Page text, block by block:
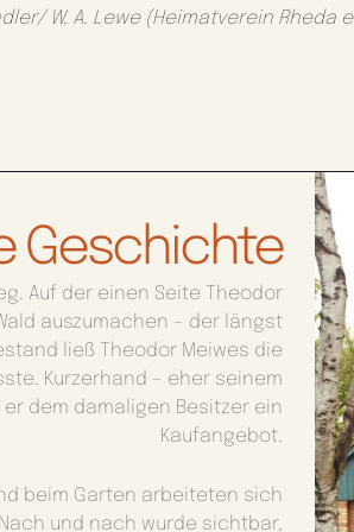
W. A. Lewe (Heimatverein Rheda
Geschichte
Auf der einen Seite Theodor
auszumachen – der längst
ließ Theodor Meiwes die
Kurzerhand – eher seinem
dem damaligen Besitzer ein
Kaufangebot.
beim Garten arbeiteten sich
und nach wurde sichtbar,